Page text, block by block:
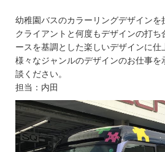
幼稚園バスのカラーリングデザインを
クライアントと何度もデザインの打
ースを基調とした楽しいデザインに仕
様々なジャンルのデザインのお仕事を
談ください。
担当：内田